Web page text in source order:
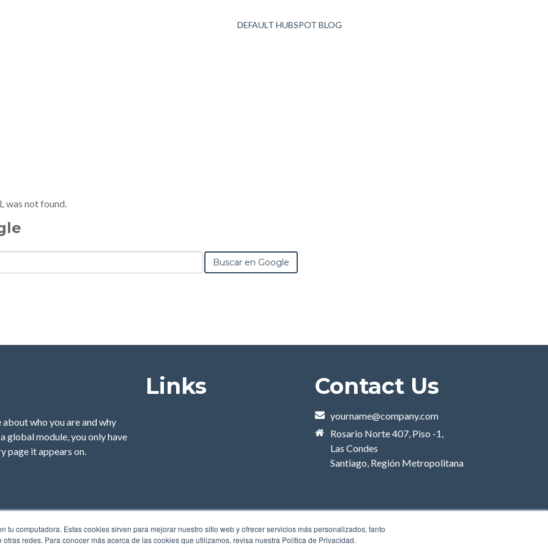
tu computadora. Estas cookies sirven para mejorar nuestro sitio web y ofrecer servicios más personalizados, tanto
redes. Para conocer más acerca de las cookies que utilizamos, revisa nuestra Política de Privacidad.
DEFAULT HUBSPOT BLOG
was not found.
Buscar en Google
who you are and why
global module, you only have
page it appears on.
Links Contact Us
yourname@company.com
Rosario Norte 407, Piso -1,
Las Condes
Santiago, Región Metropolitana